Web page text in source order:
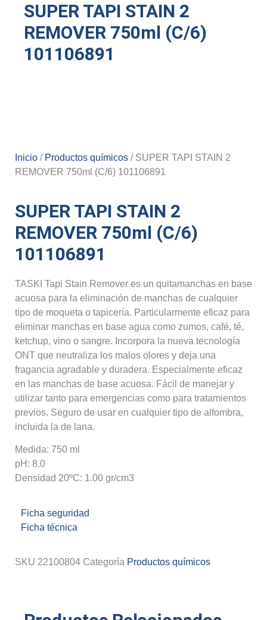
SUPER TAPI STAIN 2
REMOVER 750ml (C/6)
101106891
Inicio / Productos químicos / SUPER TAPI STAIN 2
REMOVER 750ml (C/6) 101106891
SUPER TAPI STAIN 2
REMOVER 750ml (C/6)
101106891
TASKI Tapi Stain Remover es un quitamanchas en base
acuosa para la eliminación de manchas de cualquier
tipo de moqueta o tapicería. Particularmente eficaz para
eliminar manchas en base agua como zumos, café, té,
ketchup, vino o sangre. Incorpora la nueva tecnología
ONT que neutraliza los malos olores y deja una
fragancia agradable y duradera. Especialmente eficaz
en las manchas de base acuosa. Fácil de manejar y
utilizar tanto para emergencias como para tratamientos
previos. Seguro de usar en cualquier tipo de alfombra,
incluida la de lana.
Medida: 750 ml
pH: 8.0
Densidad 20ºC: 1.00 gr/cm3
Ficha seguridad
Ficha técnica
SKU 22100804 Categoría Productos químicos